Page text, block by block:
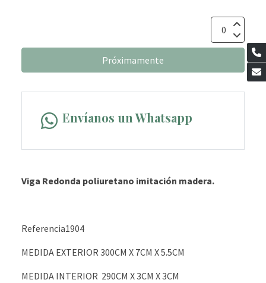
Próximamente
Envíanos un Whatsapp
Viga Redonda poliuretano imitación madera.
Referencia1904
MEDIDA EXTERIOR 300CM X 7CM X 5.5CM
MEDIDA INTERIOR 290CM X 3CM X 3CM